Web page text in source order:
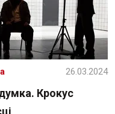
Крокус
26.03.2024